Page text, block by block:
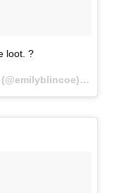
loot. ?
Фото опубликовано emily blincoe (@emilyblincoe)Мар 18